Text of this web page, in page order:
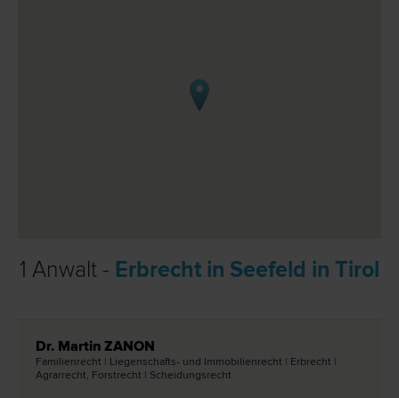
1 Anwalt - Erbrecht in Seefeld in Tirol
Dr. Martin ZANON
Familien­recht | Liegenschafts- und Immobilien­recht | Erb­recht |
Agrar­recht, Forst­recht | Scheidungs­recht